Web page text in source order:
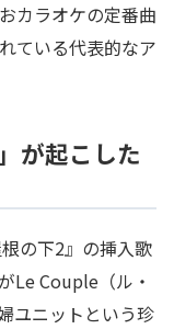
カラオケの定番曲
ている代表的なア
が起こした
の下2』の挿入歌
Le Couple（ル・
ユニットという珍